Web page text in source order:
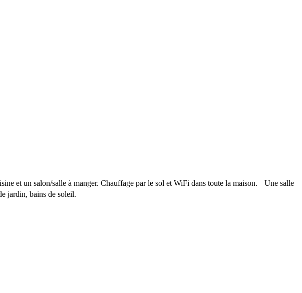
et un salon/salle à manger. Chauffage par le sol et WiFi dans toute la maison. Une salle
jardin, bains de soleil.